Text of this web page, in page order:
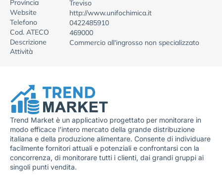
Provincia
Treviso
Website
http://www.unifochimica.it
Telefono
0422485910
Cod. ATECO
469000
Descrizione
Attività
Commercio all'ingrosso non specializzato
Trend Market è un applicativo progettato per monitorare in
modo efficace l’intero mercato della grande distribuzione
italiana e della produzione alimentare. Consente di individuare
facilmente fornitori attuali e potenziali e confrontarsi con la
concorrenza, di monitorare tutti i clienti, dai grandi gruppi ai
singoli punti vendita.